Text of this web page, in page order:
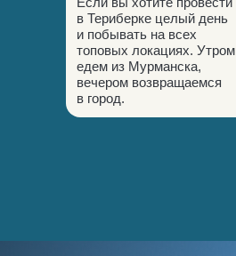
в Териберке целый день
и побывать на всех
топовых локациях. Утром
едем из Мурманска,
вечером возвращаемся
в город.